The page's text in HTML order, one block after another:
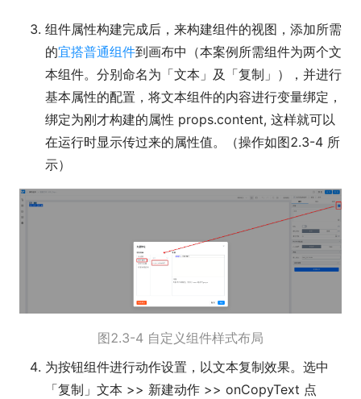
组件属性构建完成后，来构建组件的视图，添加所需
的宜搭普通组件到画布中（本案例所需组件为两个文
本组件。分别命名为「文本」及「复制」），并进行
基本属性的配置，将文本组件的内容进行变量绑定，
绑定为刚才构建的属性 props.content, 这样就可以
在运行时显示传过来的属性值。（操作如图2.3-4 所
示）
图2.3-4 自定义组件样式布局
为按钮组件进行动作设置，以文本复制效果。选中
「复制」文本 >> 新建动作 >> onCopyText 点